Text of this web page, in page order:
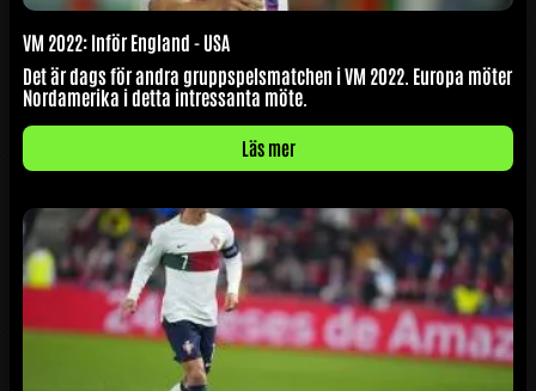
VM 2022: Inför England - USA
Det är dags för andra gruppspelsmatchen i VM 2022. Europa möter
Nordamerika i detta intressanta möte.
Läs mer